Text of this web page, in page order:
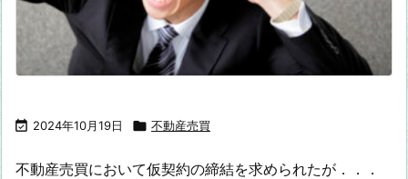
 2024年10月19日  不動産売買
不動産売買において仮契約の締結を求められたが．．．